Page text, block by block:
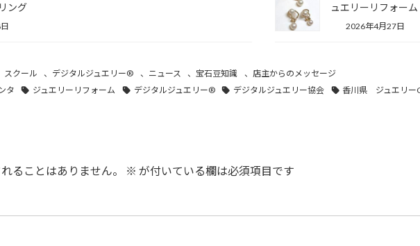
ング
ュエリーリフォーム
2026年4月27日
スクール 、 デジタルジュエリー® 、 ニュース 、宝石豆知識 、 店主からのメッセージ
タ ジュエリーリフォーム デジタルジュエリー® デジタルジュエリー協会 香川県 ジュエリー
ることはありません。 ※ が付いている欄は必須項目です